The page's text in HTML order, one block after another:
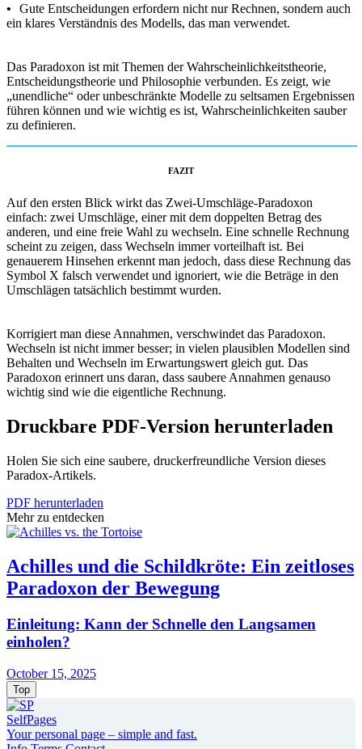
•
Gute Entscheidungen erfordern nicht nur Rechnen, sondern auch
ein klares Verständnis des Modells, das man verwendet.
Das Paradoxon ist mit Themen der Wahrscheinlichkeitstheorie,
Entscheidungstheorie und Philosophie verbunden. Es zeigt, wie
„unendliche“ oder unbeschränkte Modelle zu seltsamen Ergebnissen
führen können und wie wichtig es ist, Wahrscheinlichkeiten sauber
zu definieren.
FAZIT
Auf den ersten Blick wirkt das Zwei-Umschläge-Paradoxon
einfach: zwei Umschläge, einer mit dem doppelten Betrag des
anderen, und eine freie Wahl zu wechseln. Eine schnelle Rechnung
scheint zu zeigen, dass Wechseln immer vorteilhaft ist. Bei
genauerem Hinsehen erkennt man jedoch, dass diese Rechnung das
Symbol X falsch verwendet und ignoriert, wie die Beträge in den
Umschlägen tatsächlich bestimmt wurden.
Korrigiert man diese Annahmen, verschwindet das Paradoxon.
Wechseln ist nicht immer besser; in vielen plausiblen Modellen sind
Behalten und Wechseln im Erwartungswert gleich gut. Das
Paradoxon erinnert uns daran, dass saubere Annahmen genauso
wichtig sind wie die eigentliche Rechnung.
Druckbare PDF-Version herunterladen
Holen Sie sich eine saubere, druckerfreundliche Version dieses
Paradox-Artikels.
PDF herunterladen
Mehr zu entdecken
Achilles und die Schildkröte: Ein zeitloses
Paradoxon der Bewegung
Einleitung: Kann der Schnelle den Langsamen
einholen?
October 15, 2025
Top
SelfPages
Your personal page – simple and fast.